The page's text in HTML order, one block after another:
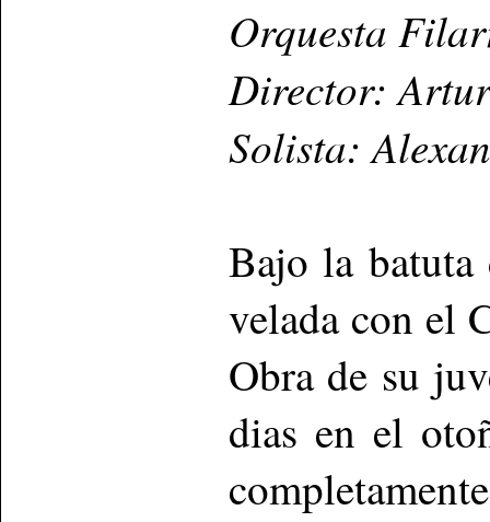
Orquesta
Director:
Solista:
Bajo la
velada con el
Obra de su
dias en el